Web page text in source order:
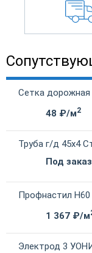
Сетка дорожная
48 ₽/м2
Труба г/д 45х4
Под заказ
Профнастил
1 367 ₽/м
Электрод 3